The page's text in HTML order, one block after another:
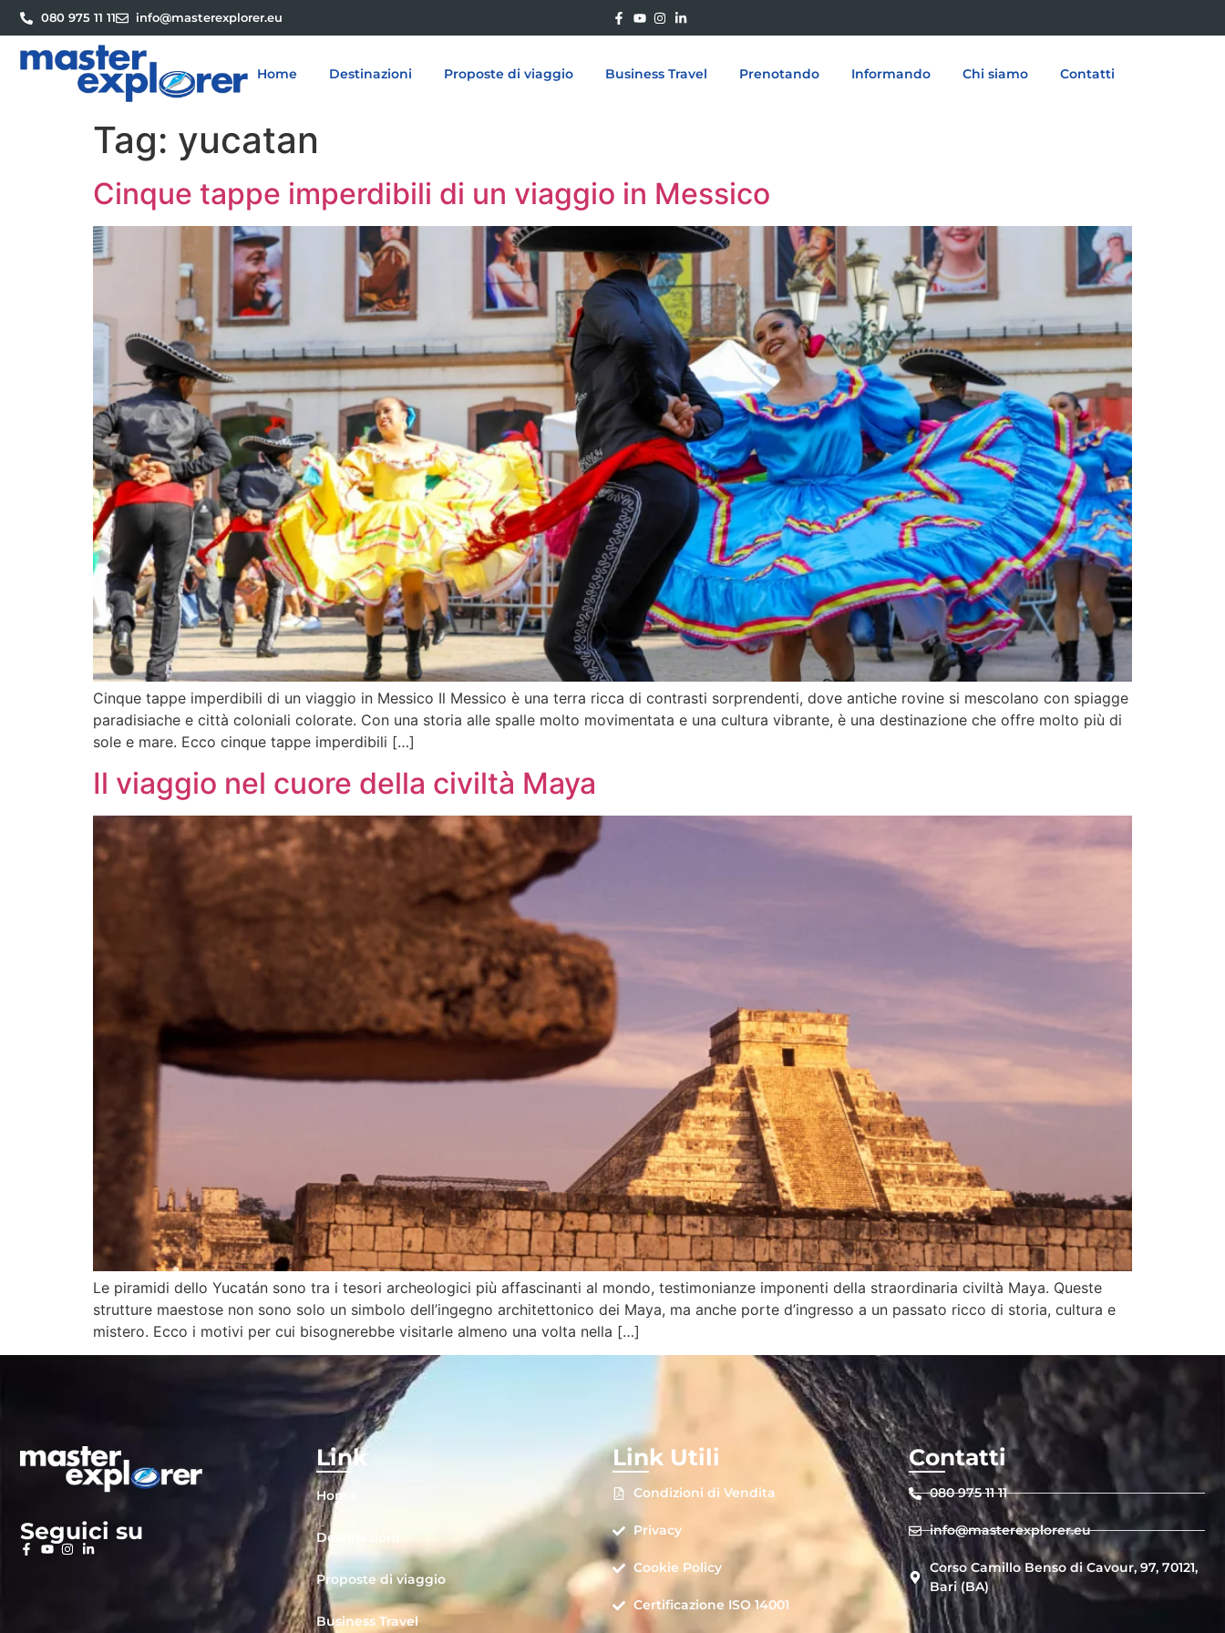
080 975 11 11 info@masterexplorer.eu
Home Destinazioni Proposte di viaggio Business Travel Prenotando Informando Chi siamo Contatti
Tag: yucatan
Cinque tappe imperdibili di un viaggio in Messico
Cinque tappe imperdibili di un viaggio in Messico Il Messico è una terra ricca di contrasti sorprendenti, dove antiche rovine si mescolano con spiagge
paradisiache e città coloniali colorate. Con una storia alle spalle molto movimentata e una cultura vibrante, è una destinazione che offre molto più di
sole e mare. Ecco cinque tappe imperdibili […]
Il viaggio nel cuore della civiltà Maya
Le piramidi dello Yucatán sono tra i tesori archeologici più affascinanti al mondo, testimonianze imponenti della straordinaria civiltà Maya. Queste
strutture maestose non sono solo un simbolo dell’ingegno architettonico dei Maya, ma anche porte d’ingresso a un passato ricco di storia, cultura e
mistero. Ecco i motivi per cui bisognerebbe visitarle almeno una volta nella […]
Seguici su
Link
Home
Destinazioni
Proposte di viaggio
Business Travel
Link Utili
Condizioni di Vendita
Privacy
Cookie Policy
Certificazione ISO 14001
Contatti
080 975 11 11
info@masterexplorer.eu
Corso Camillo Benso di Cavour, 97, 70121,
Bari (BA)